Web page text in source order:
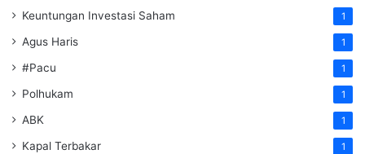
Keuntungan Investasi Saham 1
Agus Haris 1
#Pacu 1
Polhukam 1
ABK 1
Kapal Terbakar 1